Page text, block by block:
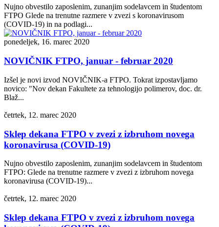
Nujno obvestilo zaposlenim, zunanjim sodelavcem in študentom
FTPO Glede na trenutne razmere v zvezi s koronavirusom
(COVID-19) in na podlagi...
ponedeljek, 16. marec 2020
NOVIČNIK FTPO, januar - februar 2020
Izšel je novi izvod NOVIČNIK-a FTPO. Tokrat izpostavljamo
novico: "Nov dekan Fakultete za tehnologijo polimerov, doc. dr.
Blaž...
četrtek, 12. marec 2020
Sklep dekana FTPO v zvezi z izbruhom novega
koronavirusa (COVID-19)
Nujno obvestilo zaposlenim, zunanjim sodelavcem in študentom
FTPO: Glede na trenutne razmere v zvezi z izbruhom novega
koronavirusa (COVID-19)...
četrtek, 12. marec 2020
Sklep dekana FTPO v zvezi z izbruhom novega